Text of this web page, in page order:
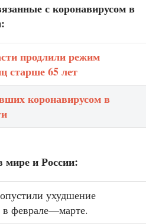
с коронавирусом в
продлили режим
старше 65 лет
коронавирусом в
мире и России:
ухудшение
феврале—марте.